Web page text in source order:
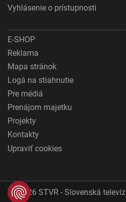
Vyhlásenie o prístupnosti
E-SHOP
Reklama
Mapa stránok
Logá na stiahnutie
Pre médiá
Prenájom majetku
Projekty
Kontakty
Upraviť cookies
© 2026 STVR - Slovenská